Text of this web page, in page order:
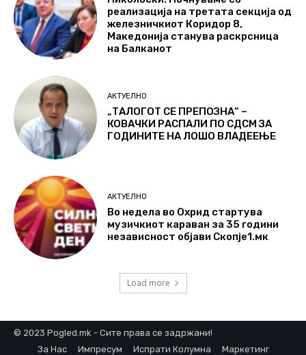
реализација на третата секција од
железничкиот Коридор 8,
Македонија станува раскрсница
на Балканот
АКТУЕЛНО
„ТАЛОГОТ СЕ ПРЕПОЗНА“ –
КОВАЧКИ РАСПАЛИ ПО СДСМ ЗА
ГОДИНИТЕ НА ЛОШО ВЛАДЕЕЊЕ
АКТУЕЛНО
Во недела во Охрид стартува
музичкиот караван за 35 години
независност објави Скопје1.мк
Load more
© 2023 Pogled.mk - Сите права се задржани!
За Нас
Импресум Испрати Колумна Маркетинг